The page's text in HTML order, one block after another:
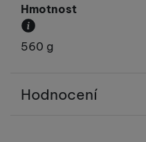
Hmotnost
Váha produktu.
560 g
Hodnocení